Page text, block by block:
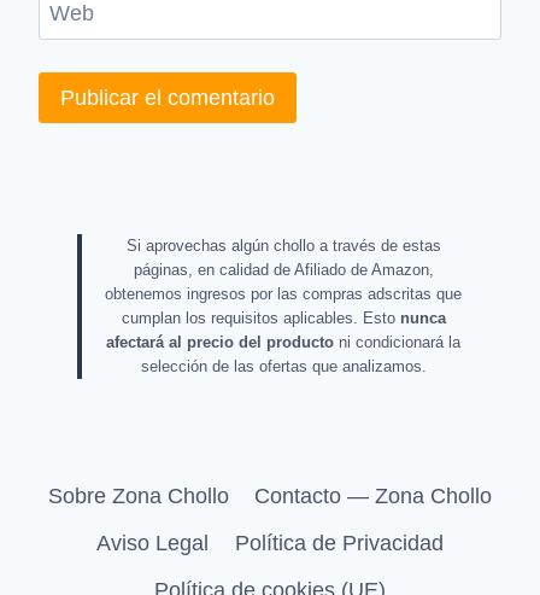
Web
Si aprovechas algún chollo a través de estas
páginas, en calidad de Afiliado de Amazon,
obtenemos ingresos por las compras adscritas que
cumplan los requisitos aplicables. Esto nunca
afectará al precio del producto ni condicionará la
selección de las ofertas que analizamos.
Sobre Zona Chollo
Contacto — Zona Chollo
Aviso Legal
Política de Privacidad
Política de cookies (UE)